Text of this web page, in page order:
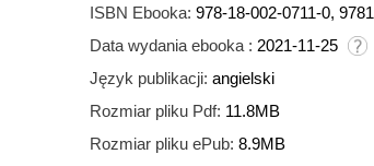
ISBN Ebooka: 978-18-002-0711-0,
Data wydania ebooka : 2021-11-25
Język publikacji: angielski
Rozmiar pliku Pdf: 11.8MB
Rozmiar pliku ePub: 8.9MB